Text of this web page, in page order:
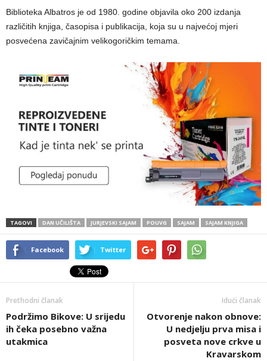
Biblioteka Albatros je od 1980. godine objavila oko 200 izdanja
različitih knjiga, časopisa i publikacija, koja su u najvećoj mjeri
posvećena zavičajnim velikogoričkim temama.
TAGOVI DAN UČILIŠTA JURJEVSKI SAJAM POUVG SAJAM SAJAM KNJIGA
Facebook Twitter
Prethodni članak
Podržimo Bikove: U srijedu
ih čeka posebno važna
utakmica
Idući članak
Otvorenje nakon obnove:
U nedjelju prva misa i
posveta nove crkve u
Kravarskom